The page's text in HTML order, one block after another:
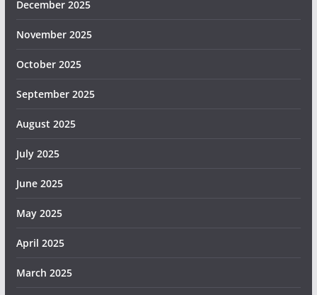
December 2025
November 2025
October 2025
September 2025
August 2025
July 2025
June 2025
May 2025
April 2025
March 2025